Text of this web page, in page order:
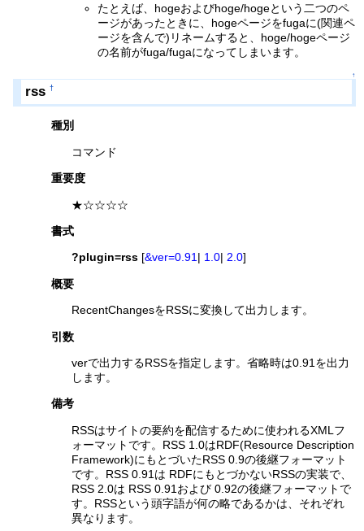
たとえば、hogeおよびhoge/hogeという二つのペ
ージがあったときに、hogeページをfugaに(関連ペ
ージを含んで)リネームすると、hoge/hogeページ
の名前がfuga/fugaになってしまいます。
↑
rss †
種別
コマンド
重要度
★☆☆☆☆
書式
?plugin=rss [&ver=0.91| 1.0|2.0]
概要
RecentChangesをRSSに変換して出力します。
引数
verで出力するRSSを指定します。省略時は0.91を出力
します。
備考
RSSはサイトの要約を配信するために使われるXMLフ
ォーマットです。RSS 1.0はRDF(Resource Description
Framework)にもとづいたRSS 0.9の後継フォーマット
です。RSS 0.91は RDFにもとづかないRSSの実装で、
RSS 2.0は RSS 0.91および 0.92の後継フォーマットで
す。RSSという頭字語が何の略であるかは、それぞれ
異なります。